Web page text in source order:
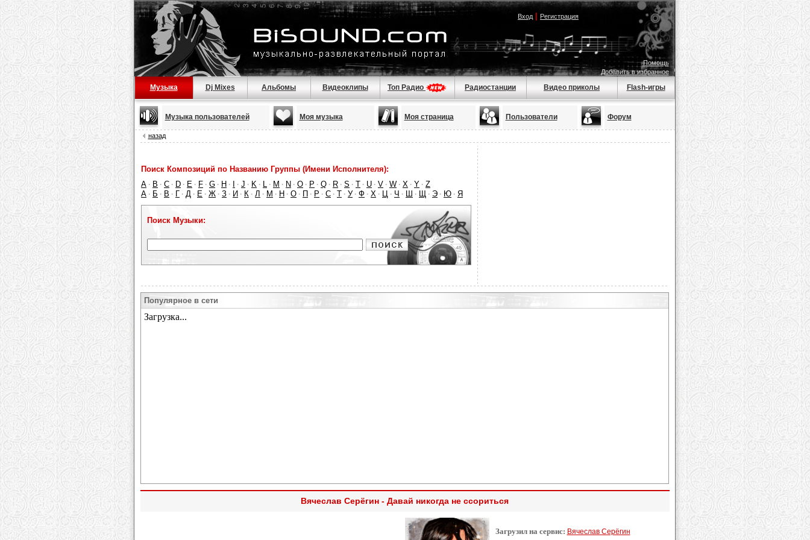
Вход| Регистрация
Помощь
Добавить в избранное
Музыка Dj Mixes Альбомы Видеоклипы Топ Радио Радиостанции Видео приколы Flash-игры
Музыка пользователей Моя музыка Моя страница Пользователи Форум
назад
Поиск Композиций по Названию Группы (Имени Исполнителя):
A · B · C · D · E · F · G · H · · J · K · L · M · N · O · P · Q · R · S · T · U · V · W · X · Y · Z
А · Б · В · Г · Д · Е · Ж · З · И · К · Л · М · Н · О · П · Р · С · Т · У · Ф · Х · Ц · Ч · Ш · Щ · Э · Ю · Я
Поиск Музыки:
Популярное в сети
Вячеслав Серёгин - Давай никогда не ссориться
Загрузил на сервис: Вячеслав Серёгин